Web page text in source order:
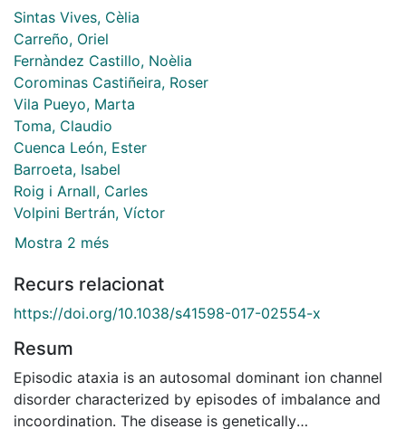
Sintas Vives, Cèlia
Carreño, Oriel
Fernàndez Castillo, Noèlia
Corominas Castiñeira, Roser
Vila Pueyo, Marta
Toma, Claudio
Cuenca León, Ester
Barroeta, Isabel
Roig i Arnall, Carles
Volpini Bertrán, Víctor
Mostra 2 més
Recurs relacionat
https://doi.org/10.1038/s41598-017-02554-x
Resum
Episodic ataxia is an autosomal dominant ion channel
disorder characterized by episodes of imbalance and
incoordination. The disease is genetically